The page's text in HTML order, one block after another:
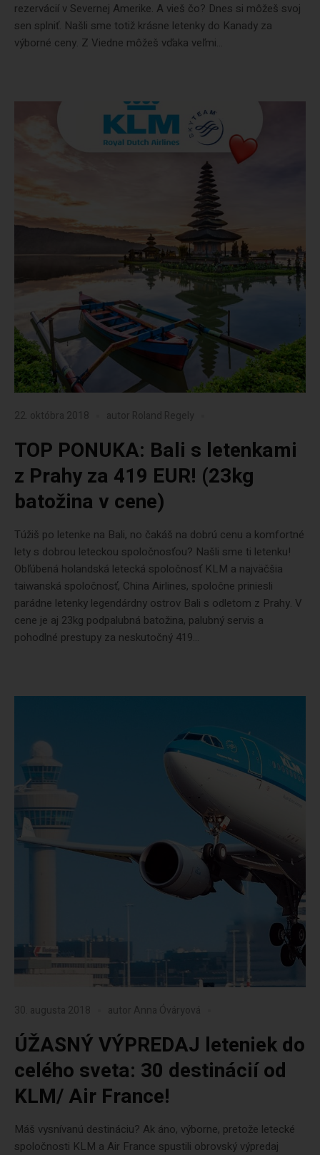
rezervácií v Severnej Amerike. A vieš čo? Dnes si môžeš svoj
sen splniť. Našli sme totiž krásne letenky do Kanady za
výborné ceny. Z Viedne môžeš vďaka veľmi...
22. októbra 2018 autor Roland Regely
TOP PONUKA: Bali s letenkami
z Prahy za 419 EUR! (23kg
batožina v cene)
Túžiš po letenke na Bali, no čakáš na dobrú cenu a komfortné
lety s dobrou leteckou spoločnosťou? Našli sme ti letenku!
Obľúbená holandská letecká spoločnosť KLM a najväčšia
taiwanská spoločnosť, China Airlines, spoločne priniesli
parádne letenky legendárdny ostrov Bali s odletom z Prahy. V
cene je aj 23kg podpalubná batožina, palubný servis a
pohodlné prestupy za neskutočný 419...
30. augusta 2018 autor Anna Óváryová
ÚŽASNÝ VÝPREDAJ leteniek do
celého sveta: 30 destinácií od
KLM/ Air France!
Máš vysnívanú destináciu? Ak áno, výborne, pretože letecké
spoločnosti KLM a Air France spustili obrovský výpredaj